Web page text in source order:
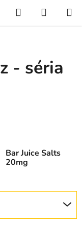
Hľadať
KOŠÍK
- séria
Bar Juice Salts
20mg